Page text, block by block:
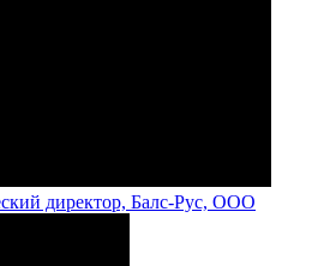
директор, Балс-Рус, ООО